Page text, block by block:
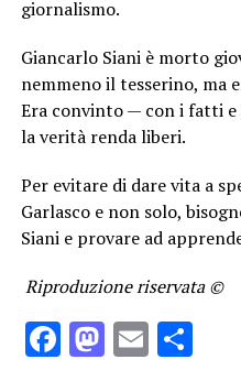
giornalismo.
Giancarlo Siani è morto
nemmeno il tesserino, ma
Era convinto — con i fatti
la verità renda liberi.
Per evitare di dare vita a
Garlasco e non solo,
Siani e provare ad
Riproduzione riservata ©
Facebook
Mastodon
Email